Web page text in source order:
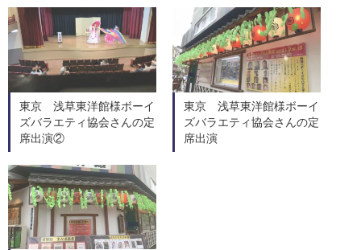
東京 浅草東洋館様ボーイ
ズバラエティ協会さんの定
席出演②
東京 浅草東洋館様ボーイ
ズバラエティ協会さんの定
席出演